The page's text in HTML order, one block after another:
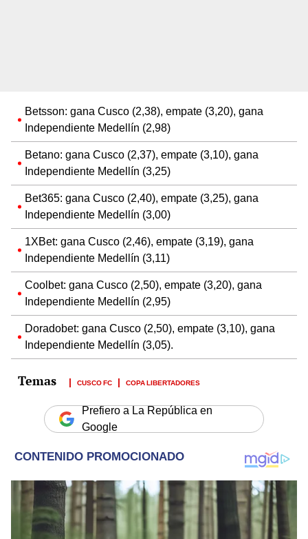
Betsson: gana Cusco (2,38), empate (3,20), gana
Independiente Medellín (2,98)
Betano: gana Cusco (2,37), empate (3,10), gana
Independiente Medellín (3,25)
Bet365: gana Cusco (2,40), empate (3,25), gana
Independiente Medellín (3,00)
1XBet: gana Cusco (2,46), empate (3,19), gana
Independiente Medellín (3,11)
Coolbet: gana Cusco (2,50), empate (3,20), gana
Independiente Medellín (2,95)
Doradobet: gana Cusco (2,50), empate (3,10), gana
Independiente Medellín (3,05).
CUSCO FC COPA LIBERTADORES
Prefiero a La República en
Google